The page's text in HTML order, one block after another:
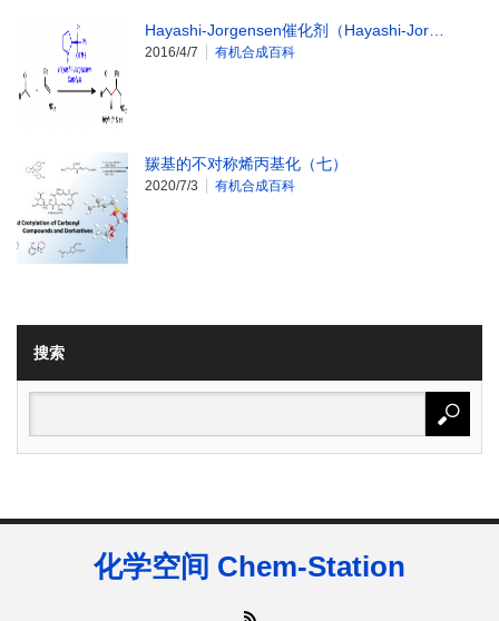
Hayashi-Jorgensen催化剂（Hayashi-Jor…
2016/4/7 有机合成百科
羰基的不对称烯丙基化（七）
2020/7/3 有机合成百科
搜索
化学空间 Chem-Station